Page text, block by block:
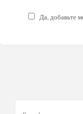
Да, добавьте